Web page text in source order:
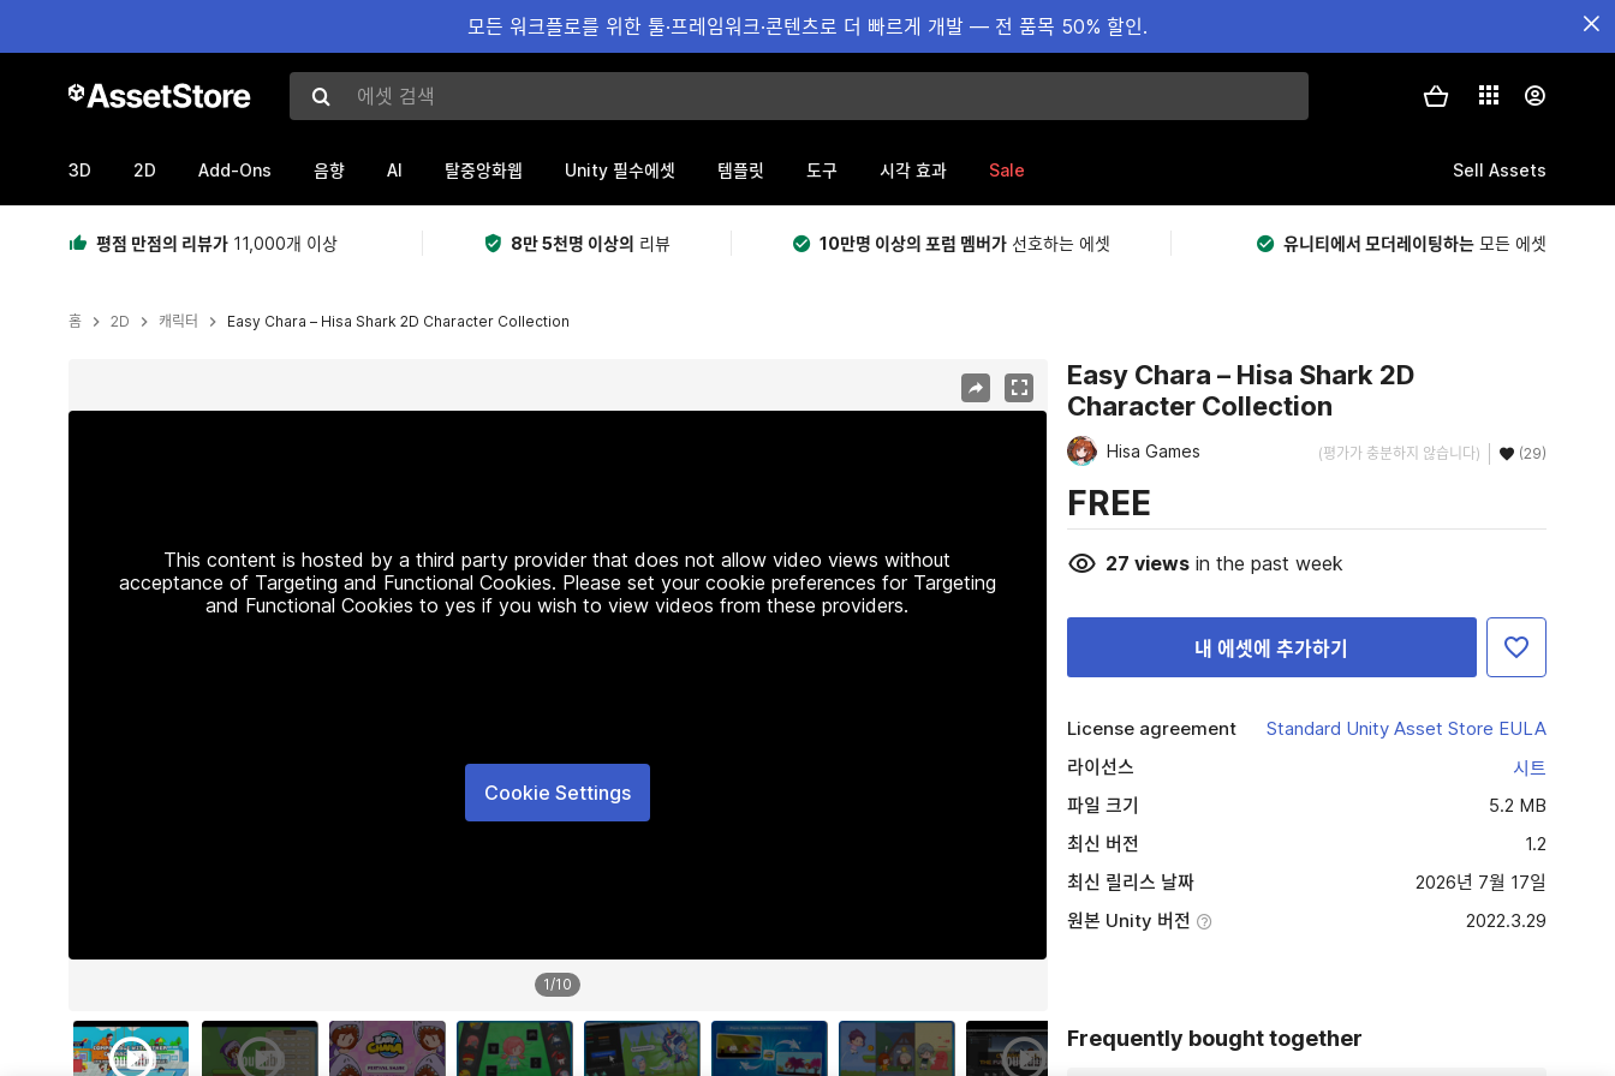
모든 워크플로를 위한 툴·프레임워크·콘텐츠로 더 빠르게 개발 — 전 품목 50% 할인.
에셋 검색
3D 2D Add-Ons 음향 AI 탈중앙화웹 Unity 필수에셋 템플릿 도구 시각 효과 Sale Sell Assets
평점 만점의 리뷰가 11,000개 이상 8만 5천명 이상의 리뷰 10만명 이상의 포럼 멤버가 선호하는 에셋 유니티에서 모더레이팅하는 모든 에셋
홈 2D 캐릭터 Easy Chara – Hisa Shark 2D Character Collection
This content is hosted by a third party provider that does not allow video views without
acceptance of Targeting and Functional Cookies. Please set your cookie preferences for Targeting
and Functional Cookies to yes if you wish to view videos from these providers.
Cookie Settings
1/10
Easy Chara – Hisa Shark 2D
Character Collection
Hisa Games (평가가 충분하지 않습니다) (29)
FREE
27 viewsin the past week
내 에셋에 추가하기
License agreement
Standard Unity Asset Store EULA
라이선스
시트
파일 크기
5.2 MB
최신 버전
1.2
최신 릴리스 날짜
2026년 7월 17일
원본 Unity 버전
2022.3.29
Frequently bought together